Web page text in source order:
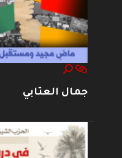
جمال العتابي